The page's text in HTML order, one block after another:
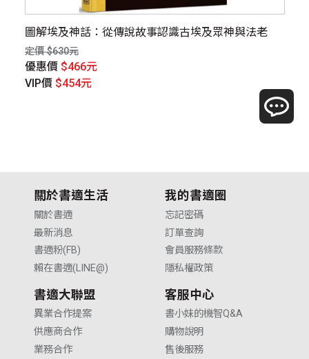
圖解埃及神話：從傳說故事認識古埃及眾神與法老
定價 $630元
優惠價 $466元
VIP價 $454元
關於書適生活
關於書適
最新消息
書適粉(FB)
賴在書適(LINE@)
我的書適圈
忘記密碼
訂單查詢
會員服務條款
隱私權政策
書適大聯盟
異業合作提案
供應商合作
業務合作
客服中心
書小妹的機智Q&A
購物說明
售後服務